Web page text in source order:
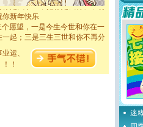
新年快乐
愿望，一是今生今世和你在一
起；三是三生三世和你不再分
那一刻，你在我身后无助地哭
爱你。我转身抱住你：这猪不
快乐。
运、
！
迷